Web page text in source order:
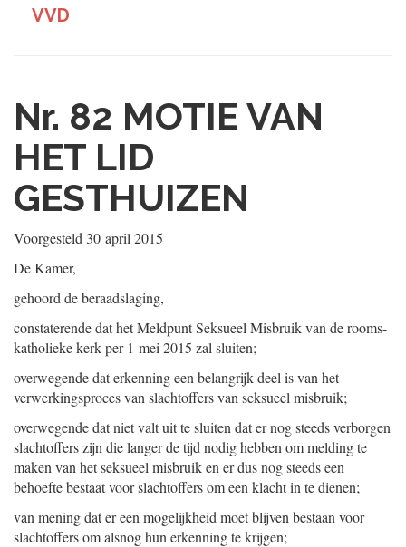
VVD
Nr. 82 MOTIE VAN
HET LID
GESTHUIZEN
Voorgesteld 30 april 2015
De Kamer,
gehoord de beraadslaging,
constaterende dat het Meldpunt Seksueel Misbruik van de rooms-
katholieke kerk per 1 mei 2015 zal sluiten;
overwegende dat erkenning een belangrijk deel is van het
verwerkingsproces van slachtoffers van seksueel misbruik;
overwegende dat niet valt uit te sluiten dat er nog steeds verborgen
slachtoffers zijn die langer de tijd nodig hebben om melding te
maken van het seksueel misbruik en er dus nog steeds een
behoefte bestaat voor slachtoffers om een klacht in te dienen;
van mening dat er een mogelijkheid moet blijven bestaan voor
slachtoffers om alsnog hun erkenning te krijgen;